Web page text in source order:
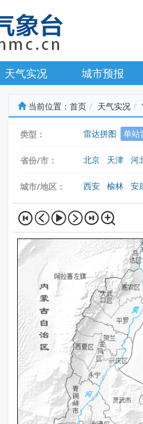
天气实况 城市预报
当前位置： 首页 天气实况
类型： 雷达拼图 单站
省份/市： 北京 天津
河
城市/地区：
西安 榆林 安